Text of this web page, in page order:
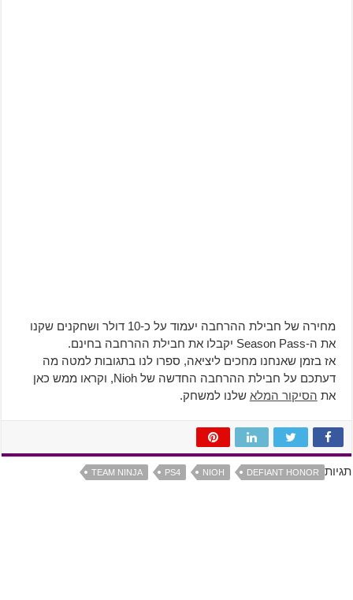
מחירה של חבילת ההרחבה יעמוד על כ-10 דולר ושחקנים שקנו
את ה-Season Pass יקבלו את חבילת ההרחבה בחינם.
אז בזמן שאנחנו מחכים ליציאה, ספרו לנו בתגובות למטה מה
דעתכם על חבילת ההרחבה החדשה של Nioh, וקראו ממש כאן
את הסיקור המלאשלנו למשחק.
תגיות DEFIANT HONOR
NIOH
PS4
TEAM NINJA